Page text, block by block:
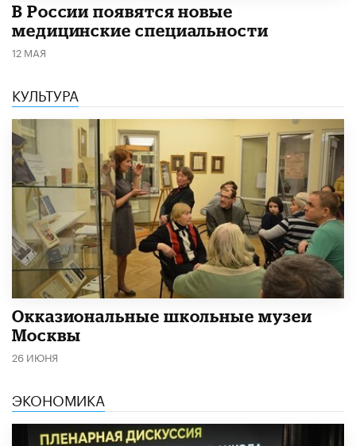
В России появятся новые
медицинские специальности
12 МАЯ
КУЛЬТУРА
​Окказиональные школьные музеи
Москвы
26 ИЮНЯ
ЭКОНОМИКА